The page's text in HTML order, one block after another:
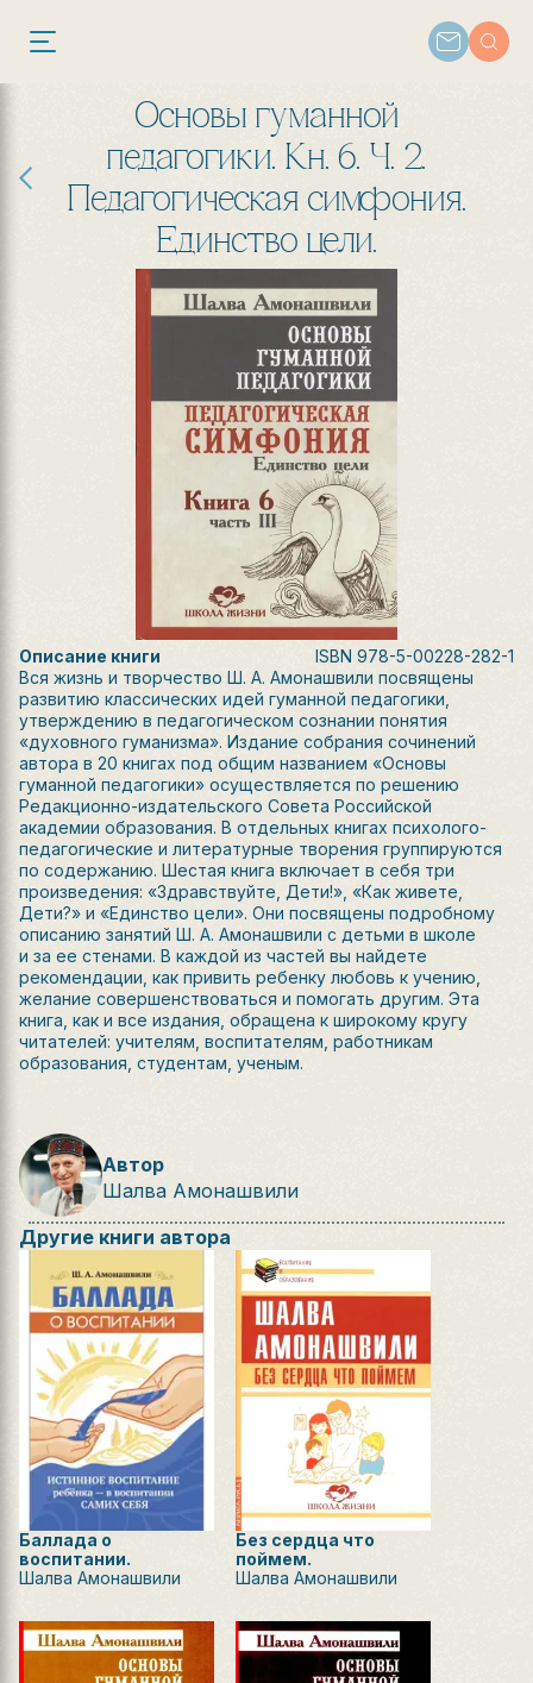
Основы гуманной
педагогики. Кн. 6. Ч. 2.
Педагогическая симфония.
Единство цели.
Описание книги ISBN 978-5-00228-282-1
Вся жизнь и творчество Ш. А. Амонашвили посвящены
развитию классических идей гуманной педагогики,
утверждению в педагогическом сознании понятия
«духовного гуманизма». Издание собрания сочинений
автора в 20 книгах под общим названием «Основы
гуманной педагогики» осуществляется по решению
Редакционно-издательского Совета Российской
академии образования. В отдельных книгах психолого-
педагогические и литературные творения группируются
по содержанию. Шестая книга включает в себя три
произведения: «Здравствуйте, Дети!», «Как живете,
Дети?» и «Единство цели». Они посвящены подробному
описанию занятий Ш. А. Амонашвили с детьми в школе
и за ее стенами. В каждой из частей вы найдете
рекомендации, как привить ребенку любовь к учению,
желание совершенствоваться и помогать другим. Эта
книга, как и все издания, обращена к широкому кругу
читателей: учителям, воспитателям, работникам
образования, студентам, ученым.
Автор
Шалва Амонашвили
Другие книги автора
Баллада о
воспитании.
Шалва Амонашвили
Без сердца что
поймем.
Шалва Амонашвили